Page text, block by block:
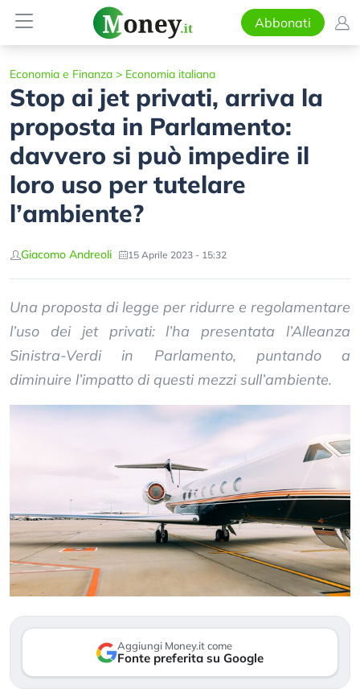
Abbonati
Economia e Finanza > Economia italiana
Stop ai jet privati, arriva la
proposta in Parlamento:
davvero si può impedire il
loro uso per tutelare
l’ambiente?
Giacomo Andreoli 15 Aprile 2023 - 15:32
Una proposta di legge per ridurre e regolamentare
l’uso dei jet privati: l’ha presentata l’Alleanza
Sinistra-Verdi in Parlamento, puntando a
diminuire l’impatto di questi mezzi sull’ambiente.
Aggiungi Money.it come
Fonte preferita su Google